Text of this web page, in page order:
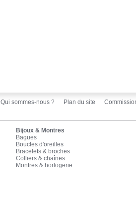
Qui sommes-nous ? Plan du site
Bijoux & Montres
Bagues
Boucles d'oreilles
Bracelets & broches
Colliers & chaînes
Montres & horlogerie